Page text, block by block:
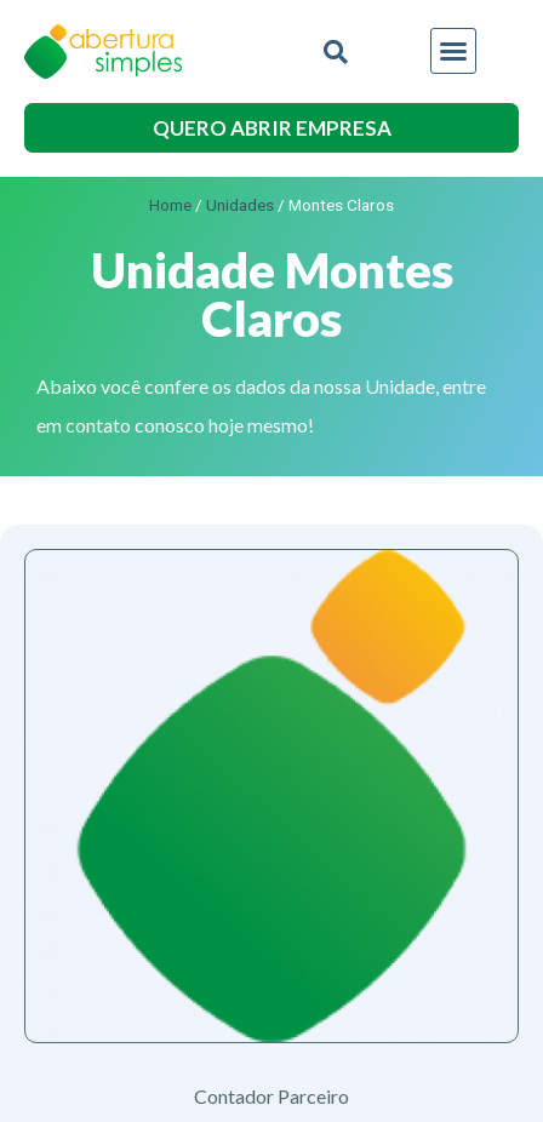
QUERO ABRIR EMPRESA
Home / Unidades / Montes Claros
Unidade Montes
Claros
Abaixo você confere os dados da nossa Unidade, entre
em contato conosco hoje mesmo!
Contador Parceiro